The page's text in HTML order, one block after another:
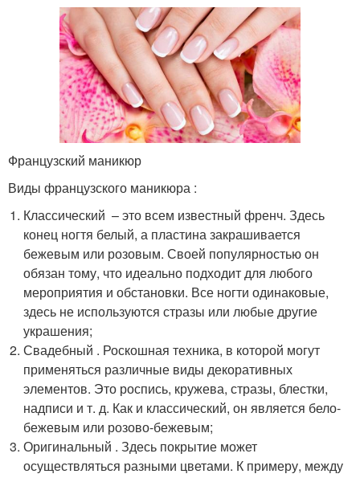
Французский маникюр
Виды французского маникюра :
Классический – это всем известный френч. Здесь
конец ногтя белый, а пластина закрашивается
бежевым или розовым. Своей популярностью он
обязан тому, что идеально подходит для любого
мероприятия и обстановки. Все ногти одинаковые,
здесь не используются стразы или любые другие
украшения;
Свадебный . Роскошная техника, в которой могут
применяться различные виды декоративных
элементов. Это роспись, кружева, стразы, блестки,
надписи и т. д. Как и классический, он является бело-
бежевым или розово-бежевым;
Оригинальный . Здесь покрытие может
осуществляться разными цветами. К примеру, между